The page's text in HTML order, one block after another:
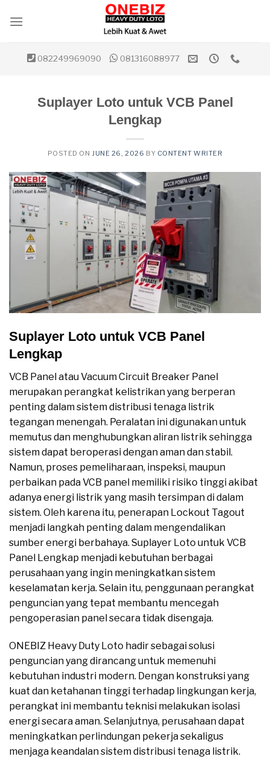
082249969090 081316088977
Suplayer Loto untuk VCB Panel
Lengkap
POSTED ON JUNE 26, 2026 BY CONTENT WRITER
Suplayer Loto untuk VCB Panel
Lengkap
VCB Panel atau Vacuum Circuit Breaker Panel
merupakan perangkat kelistrikan yang berperan
penting dalam sistem distribusi tenaga listrik
tegangan menengah. Peralatan ini digunakan untuk
memutus dan menghubungkan aliran listrik sehingga
sistem dapat beroperasi dengan aman dan stabil.
Namun, proses pemeliharaan, inspeksi, maupun
perbaikan pada VCB panel memiliki risiko tinggi akibat
adanya energi listrik yang masih tersimpan di dalam
sistem. Oleh karena itu, penerapan Lockout Tagout
menjadi langkah penting dalam mengendalikan
sumber energi berbahaya. Suplayer Loto untuk VCB
Panel Lengkap menjadi kebutuhan berbagai
perusahaan yang ingin meningkatkan sistem
keselamatan kerja. Selain itu, penggunaan perangkat
penguncian yang tepat membantu mencegah
pengoperasian panel secara tidak disengaja.
ONEBIZ Heavy Duty Loto hadir sebagai solusi
penguncian yang dirancang untuk memenuhi
kebutuhan industri modern. Dengan konstruksi yang
kuat dan ketahanan tinggi terhadap lingkungan kerja,
perangkat ini membantu teknisi melakukan isolasi
energi secara aman. Selanjutnya, perusahaan dapat
meningkatkan perlindungan pekerja sekaligus
menjaga keandalan sistem distribusi tenaga listrik.